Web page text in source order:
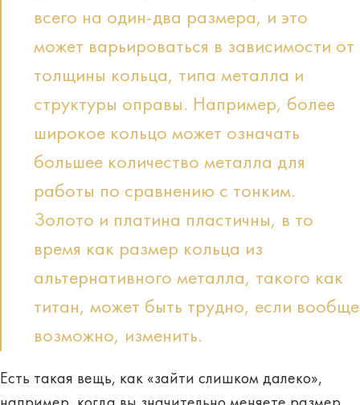
всего на один-два размера, и это
может варьироваться в зависимости от
толщины кольца, типа металла и
структуры оправы. Например, более
широкое кольцо может означать
большее количество металла для
работы по сравнению с тонким.
Золото и платина пластичны, в то
время как размер кольца из
альтернативного металла, такого как
титан, может быть трудно, если вообще
возможно, изменить.
Есть такая вещь, как «зайти слишком далеко»,